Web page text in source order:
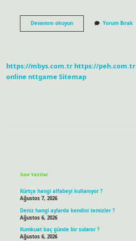
Devamını okuyunKarniyol
Cinsi
Yorum Bırak
https://mbys.com.tr https://peh.com.tr
online nttgame Sitemap
Son Yazılar
Kürtçe hangi alfabeyi kullanıyor ?
Ağustos 7, 2026
Deniz hangi aylarda kendini temizler ?
Ağustos 6, 2026
Kumkuat kaç günde bir sulanır ?
Ağustos 6, 2026